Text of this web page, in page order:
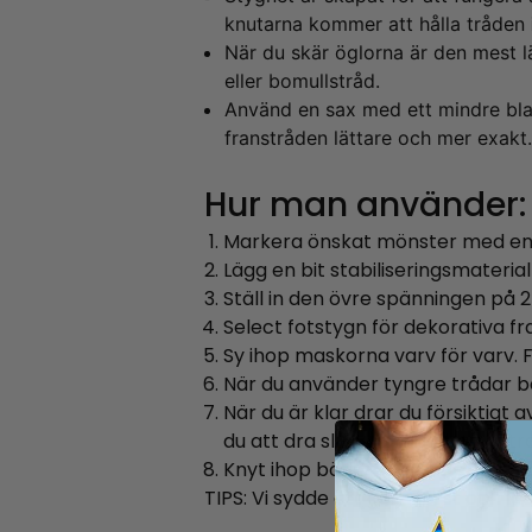
knutarna kommer att hålla
När du skär öglorna är den
eller bomullstråd.
Använd en sax med ett mindre
franstråden lättare och mer exakt.
Hur man använder:
Markera önskat mönster med
Lägg en bit
Ställ in den övre spänningen på
Select fotstygn för dekorativa
Sy ihop maskorna varv för varv.
När du använder tyngre trådar
När du är klar drar du försiktigt
du att dra slutöglorna platta/
Knyt ihop början och slutet av
TIPS: Vi sydde ett garn först och